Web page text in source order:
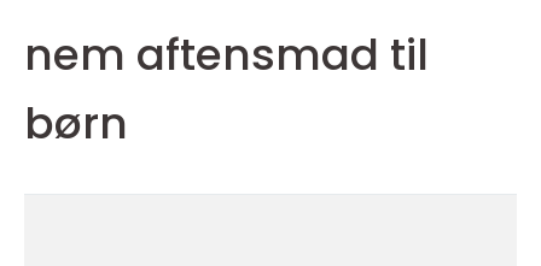
nem aftensmad til
børn